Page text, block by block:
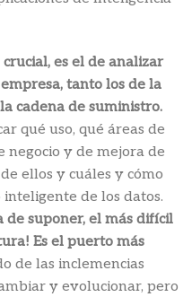
es el de analizar
tanto los de la
cadena de suministro.
qué uso, qué áreas de
negocio y de mejora de
ellos y cuáles y cómo
de los datos.
suponer, el más difícil
Es el puerto más
de las inclemencias
y evolucionar, pero